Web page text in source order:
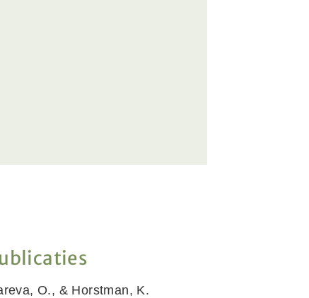
O., & Horstman, K.